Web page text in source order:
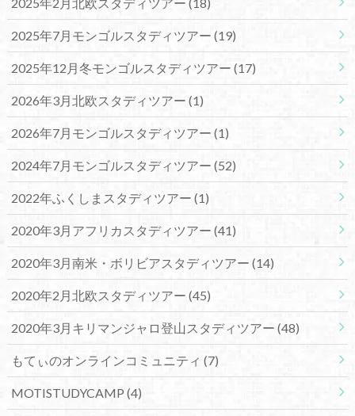
2025年7月モンゴルスタディツアー (19)
2025年12月冬モンゴルスタディツアー (17)
2026年3月北欧スタディツアー (1)
2026年7月モンゴルスタディツアー (1)
2024年7月モンゴルスタディツアー (52)
2022年ふくしまスタディツアー (1)
2020年3月アフリカスタディツアー (41)
2020年3月南米・ボリビアスタディツアー (14)
2020年2月北欧スタディツアー (45)
2020年3月キリマンジャロ登山スタディツアー (48)
もてぃのオンラインコミュニティ (7)
MOTISTUDYCAMP(4)